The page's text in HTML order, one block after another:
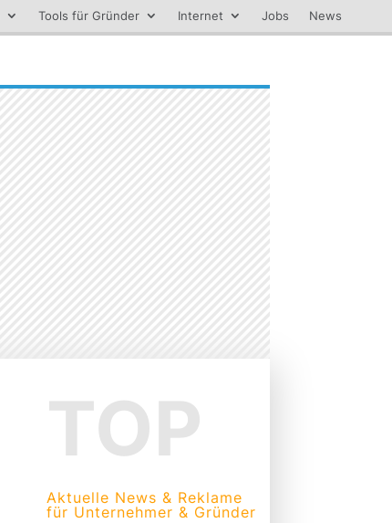
Tools für Gründer Internet Jobs News
TOP
Aktuelle News & Reklame
für Unternehmer & Gründer